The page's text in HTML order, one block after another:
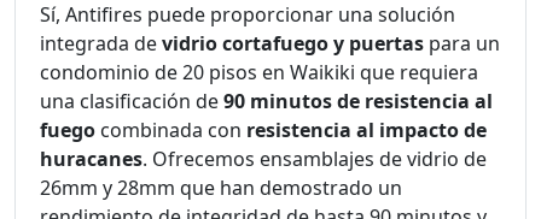
Sí, Antifires puede proporcionar una solución
integrada devidrio cortafuego y puertas para un
condominio de 20 pisos en Waikiki que requiera
una clasificación de90 minutos de resistencia al
fuego combinada con resistencia al impacto de
huracanes. Ofrecemos ensamblajes de vidrio de
26mm y 28mm que han demostrado un